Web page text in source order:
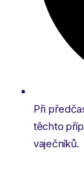
Při
těchto
vaječníků.